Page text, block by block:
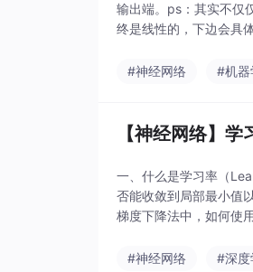
输出端。ps：其实不仅
终是线性的，下边会具
#神经网络
#机器
【神经网络】
一、什么是学习率（
否能收敛到局部最小值
梯度下降法中，如何使
#神经网络 #深度